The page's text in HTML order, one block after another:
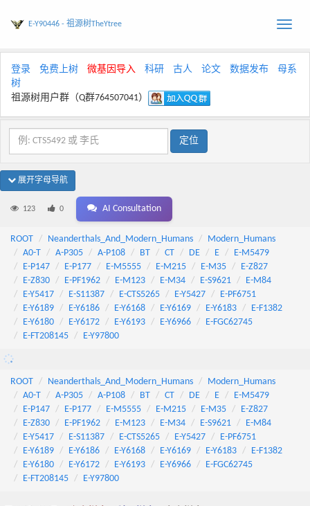
Toggle
E-Y90446 - 祖源树TheYtree
登录 免费上树 微基因导入 科研 古人 论文 数据发布
母系
树
祖源树用户群（Q群764507041）
展开字母导航
123 0 AI Consultation
ROOT Neanderthals_And_Modern_Humans
Modern_Humans
A0-T
A-P305 A-P108 BT CT DE E
E-M5479
E-P147
E-P177 E-M5555 E-M215 E-M35
E-Z827
E-Z830
E-PF1962 E-M123 E-M34 E-S9621
E-M84
E-Y5417
E-S11387 E-CTS5265 E-Y5427
E-PF6751
E-Y6189
E-Y6186 E-Y6168 E-Y6169 E-Y6183
E-F1382
E-Y6180
E-Y6172 E-Y6193 E-Y6966
E-FGC62745
E-FT208145
E-Y97800
ROOT Neanderthals_And_Modern_Humans
Modern_Humans
A0-T
A-P305 A-P108 BT CT DE E
E-M5479
E-P147
E-P177 E-M5555 E-M215 E-M35
E-Z827
E-Z830
E-PF1962 E-M123 E-M34 E-S9621
E-M84
E-Y5417
E-S11387 E-CTS5265 E-Y5427
E-PF6751
E-Y6189
E-Y6186 E-Y6168 E-Y6169 E-Y6183
E-F1382
E-Y6180
E-Y6172 E-Y6193 E-Y6966
E-FGC62745
E-FT208145
E-Y97800